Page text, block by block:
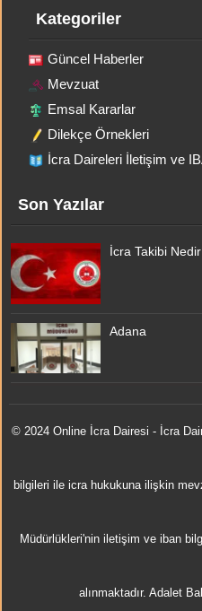
Kategoriler
Güncel Haberler
Mevzuat
Emsal Kararlar
Dilekçe Örnekleri
İcra Daireleri İletişim ve
Son Yazılar
İcra Takibi
Adana
© 2024 Online İcra Dairesi - İcra
bilgileri ile icra hukukuna ilişkin
Müdürlükleri'nin iletişim ve iban
alınmaktadır. Adalet